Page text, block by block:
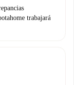
trabajará